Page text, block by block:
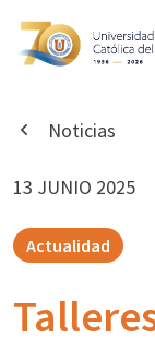
Noticias
13 JUNIO 2025
Actualidad